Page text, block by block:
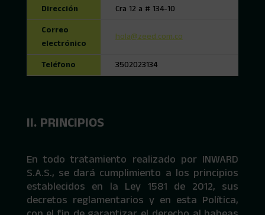
Dirección
Cra 12 a # 134-10
Correo
electrónico
hola@zeed.com.co
Teléfono 3502023134
II. PRINCIPIOS
En todo tratamiento realizado por INWARD
S.A.S., se dará cumplimiento a los principios
establecidos en la Ley 1581 de 2012, sus
decretos reglamentarios y en esta Política,